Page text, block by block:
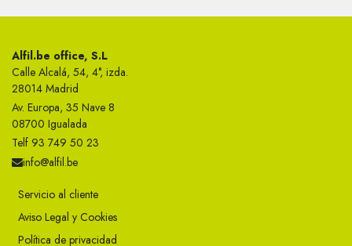
Alfil.be office, S.L
Calle Alcalá, 54, 4°, izda.
28014 Madrid
Av. Europa, 35 Nave 8
08700 Igualada
Telf 93 749 50 23
info@alfil.be
Servicio al cliente
Aviso Legal y Cookies
Política de privacidad